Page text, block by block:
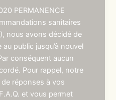
PERMANENCE
sanitaires
nous avons décidé de
public jusqu’à nouvel
conséquent aucun
Pour rappel, notre
réponses à vos
et vous permet